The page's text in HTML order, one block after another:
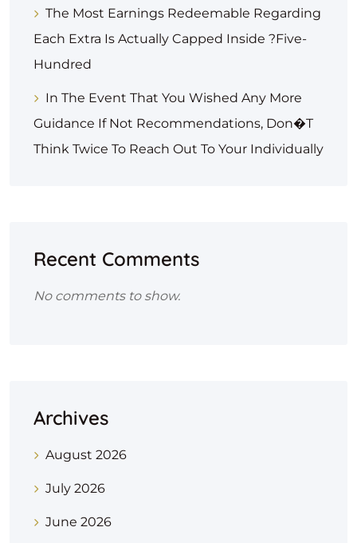
The Most Earnings Redeemable Regarding
Each Extra Is Actually Capped Inside ?five-
Hundred
In The Event That You Wished Any More
Guidance If Not Recommendations, Don�t
Think Twice To Reach Out To Your Individually
Recent Comments
No comments to show.
Archives
August 2026
July 2026
June 2026